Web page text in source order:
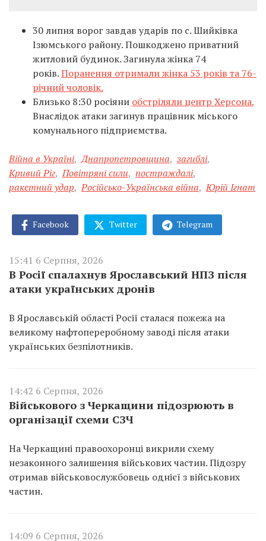
30 липня ворог завдав ударів по с. Шийківка
Ізюмського району. Пошкоджено приватний
житловий будинок. Загинула жінка 74
років.Поранення отримали жінка 53 років та 76-
річний чоловік.
Близько 8:30 росіяни обстріляли центр Херсона.
Внаслідок атаки загинув працівник міського
комунального підприємства.
Війна в Україні, Днапропетровщина, загиблі,
Кривий Ріг, Повітряні сили, постраждалі,
ракетний удар, Російсько-Українська війна, Юрій Ігнат
Facebook Twitter Telegram
15:41 6 Серпня, 2026
В Росії спалахнув Ярославський НПЗ після
атаки українських дронів
В Ярославській області Росії сталася пожежа на
великому нафтопереробному заводі після атаки
українських безпілотників.
14:42 6 Серпня, 2026
Військового з Черкащини підозрюють в
організації схеми СЗЧ
На Черкащині правоохоронці викрили схему
незаконного залишення військових частин. Підозру
отримав військовослужбовець однієї з військових
частин.
14:09 6 Серпня, 2026